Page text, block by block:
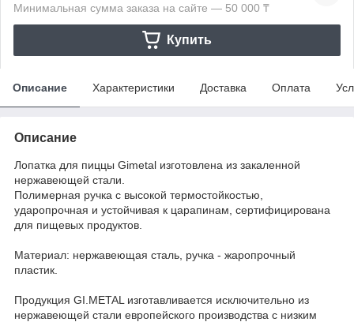
Минимальная сумма заказа на сайте — 50 000 ₸
Купить
Описание Характеристики Доставка Оплата
Описание
Лопатка для пиццы Gimetal изготовлена из закаленной
нержавеющей стали.
Полимерная ручка с высокой термостойкостью,
ударопрочная и устойчивая к царапинам, сертифицирована
для пищевых продуктов.
Материал: нержавеющая сталь, ручка - жаропрочный
пластик.
Продукция GI.METAL изготавливается исключительно из
нержавеющей стали европейского производства с низким